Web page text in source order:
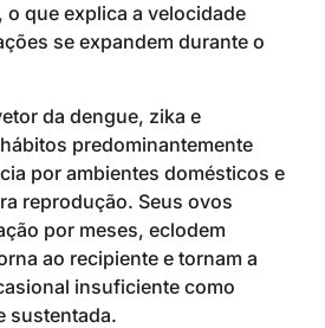
o que explica a velocidade
se expandem durante o
da dengue, zika e
predominantemente
por ambientes domésticos e
reprodução. Seus ovos
por meses, eclodem
ao recipiente e tornam a
insuficiente como
sustentada.